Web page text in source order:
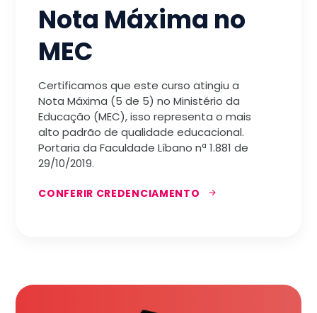
Nota Máxima no
MEC
Certificamos que este curso atingiu a
Nota Máxima (5 de 5) no Ministério da
Educação (MEC), isso representa o mais
alto padrão de qualidade educacional.
Portaria da Faculdade Líbano nª 1.881 de
29/10/2019.
CONFERIR CREDENCIAMENTO